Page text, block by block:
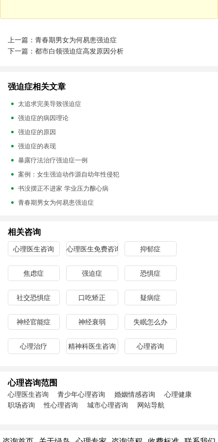
上一篇：青春期男女为何易患强迫症
下一篇：都市白领强迫症高发原因分析
强迫症相关文章
太追求完美导致强迫症
强迫症的病因理论
强迫症的原因
强迫症的表现
暴露疗法治疗强迫症一例
案例：女生强迫动作源自幼年性侵犯
书没摆正不进家 学业压力酿心病
青春期男女为何易患强迫症
相关咨询
心理医生咨询 心理医生免费咨询 抑郁症
焦虑症 强迫症 恐惧症
社交恐惧症 口吃矫正 疑病症
神经官能症 神经衰弱 失眠怎么办
心理治疗 精神科医生咨询 心理咨询
心理咨询范围
心理医生咨询 青少年心理咨询 婚姻情感咨询
心理健康
职场咨询
性心理咨询 城市心理咨询 网站导航